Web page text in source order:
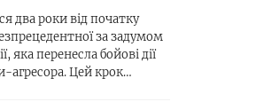
два роки від початку
за задумом
яка перенесла бойові дії
агресора. Цей крок…